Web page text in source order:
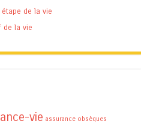
de la vie
de la vie
vie assurance obsèques